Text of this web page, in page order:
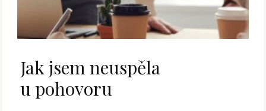
Jak jsem neuspěla
u pohovoru